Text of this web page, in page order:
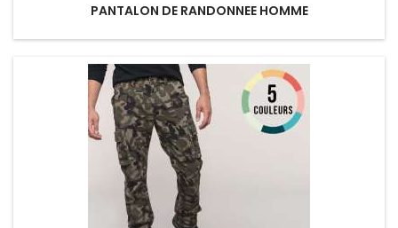
PANTALON DE RANDONNEE HOMME